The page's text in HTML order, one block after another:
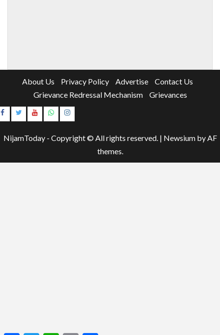
About Us Privacy Policy Advertise
Contact Us
Grievance Redressal Mechanism
Grievances
Instagram
NijamToday - Copyright © All rights reserved. | Newsiumby AF
themes.